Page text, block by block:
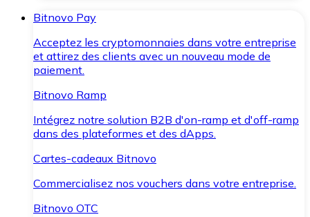
Bitnovo Pay
Acceptez les cryptomonnaies dans votre entreprise
et attirez des clients avec un nouveau mode de
paiement.
Bitnovo Ramp
Intégrez notre solution B2B d'on-ramp et d'off-ramp
dans des plateformes et des dApps.
Cartes-cadeaux Bitnovo
Commercialisez nos vouchers dans votre entreprise.
Bitnovo OTC